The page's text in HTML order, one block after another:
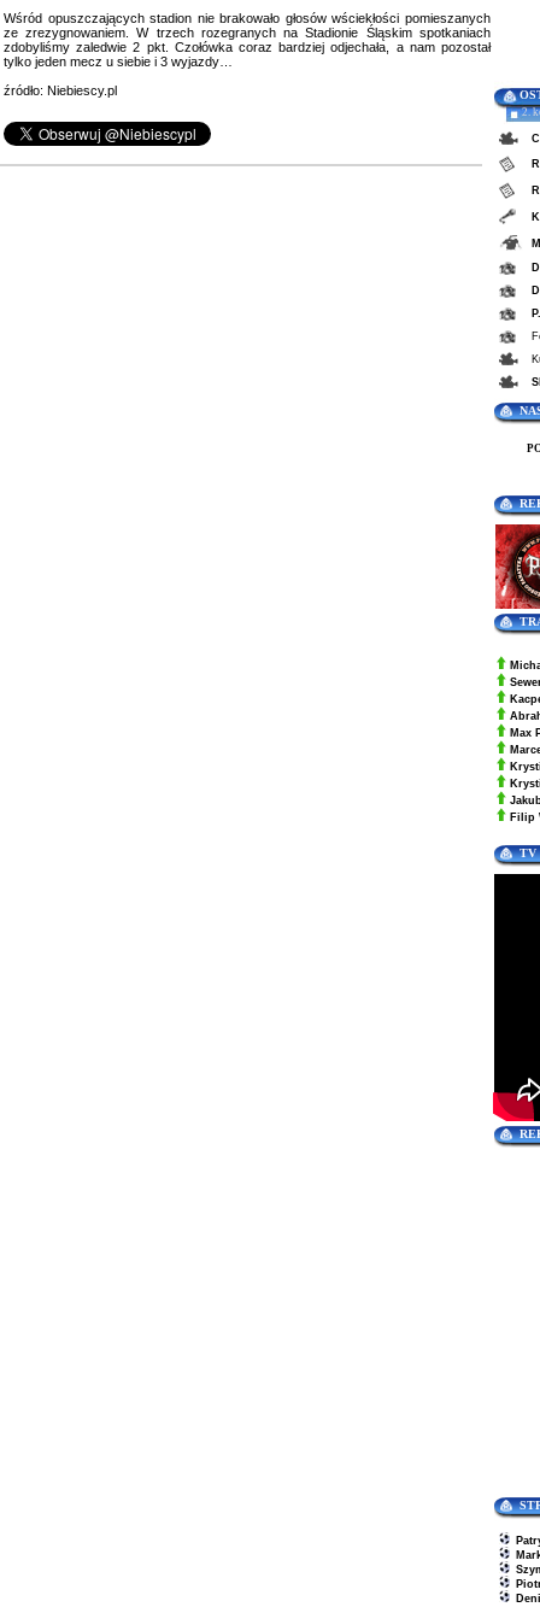
Wśród opuszczających stadion nie brakowało głosów wściekłości pomieszanych
ze zrezygnowaniem. W trzech rozegranych na Stadionie Śląskim spotkaniach
zdobyliśmy zaledwie 2 pkt. Czołówka coraz bardziej odjechała, a nam pozostał
tylko jeden mecz u siebie i 3 wyjazdy…
źródło: Niebiescy.pl
2.
Max
Filip
TV